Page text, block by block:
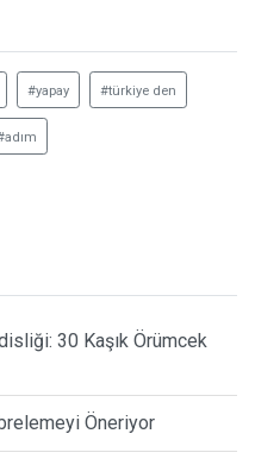
#yapay #türkiye den
30 Kaşık Örümcek
Öneriyor